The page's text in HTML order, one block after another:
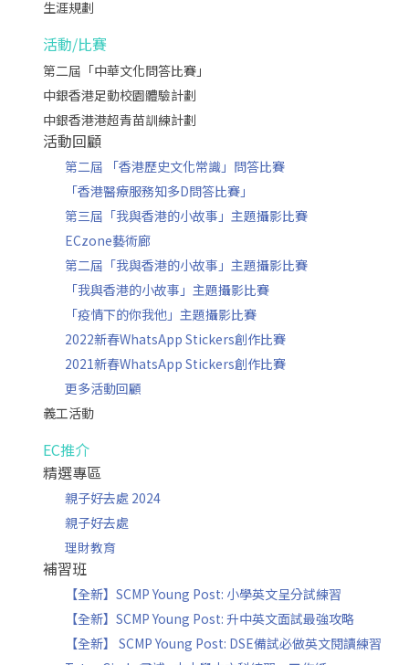
生涯規劃
活動/比賽
第二屆「中華文化問答比賽」
中銀香港足動校園體驗計劃
中銀香港港超青苗訓練計劃
活動回顧
第二屆 「香港歷史文化常識」問答比賽
「香港醫療服務知多D問答比賽」
第三屆「我與香港的小故事」主題攝影比賽
ECzone藝術廊
第二屆「我與香港的小故事」主題攝影比賽
「我與香港的小故事」主題攝影比賽
「疫情下的你我他」主題攝影比賽
2022新春WhatsApp Stickers創作比賽
2021新春WhatsApp Stickers創作比賽
更多活動回顧
義工活動
EC推介
精選專區
親子好去處 2024
親子好去處
理財教育
補習班
【全新】SCMP Young Post: 小學英文呈分試練習
【全新】SCMP Young Post: 升中英文面試最強攻略
【全新】 SCMP Young Post: DSE備試必做英文閱讀練習